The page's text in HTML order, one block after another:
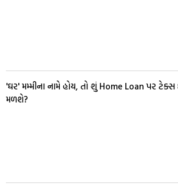
'ઘર' મમ્મીના નામે હોય, તો શું Home Loan પર
મળશે?